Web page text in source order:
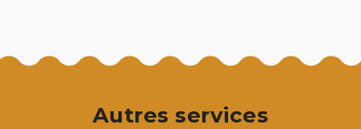
Autres services